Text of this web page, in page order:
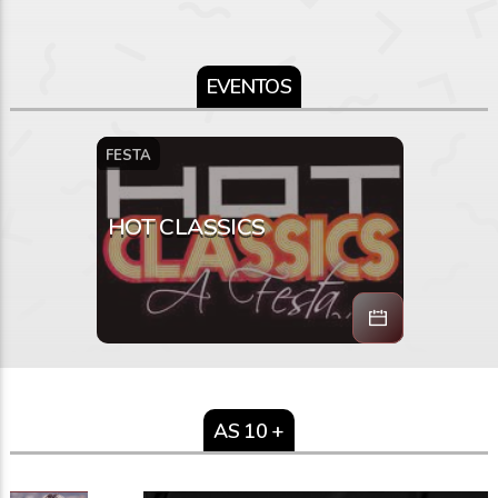
EVENTOS
FESTA
HOT CLASSICS
10jun 2022
Evento realizado na Assembleia
ano com a presença de Double You e
banda.
AS 10 +